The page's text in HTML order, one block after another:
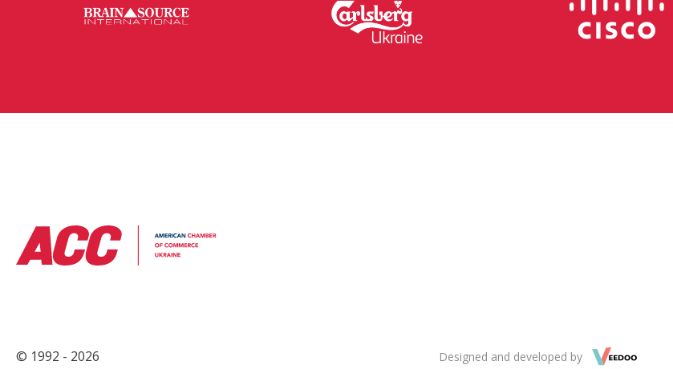
© 1992 - 2026 Designed and developed by